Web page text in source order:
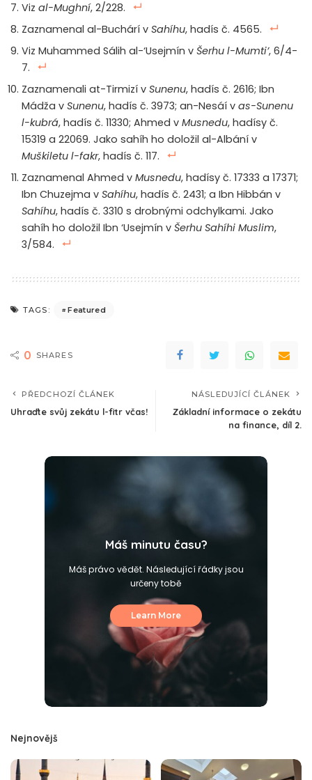
Viz al-Mughní, 2/228.
Zaznamenal al-Buchárí v Sahíhu, hadís č. 4565.
Viz Muhammed Sálih al-‘Usejmín v Šerhu l-Mumti’, 6/4-
7.
Zaznamenali at-Tirmizí v Sunenu, hadís č. 2616; Ibn
Mádža v Sunenu, hadís č. 3973; an-Nesáí v as-Sunenu
l-kubrá, hadís č. 11330; Ahmed v Musnedu, hadísy č.
15319 a 22069. Jako sahíh ho doložil al-Albání v
Muškiletu l-fakr, hadís č. 117.
Zaznamenal Ahmed v Musnedu, hadísy č. 17333 a 17371;
Ibn Chuzejma v Sahíhu, hadís č. 2431; a Ibn Hibbán v
Sahíhu, hadís č. 3310 s drobnými odchylkami. Jako
sahíh ho doložil Ibn ‘Usejmín v Šerhu Sahíhi Muslim,
3/584.
TAGS: Featured
0 SHARES
PŘEDCHOZÍ ČLÁNEK
Uhraďte svůj zekátu l-fitr včas!
NÁSLEDUJÍCÍ ČLÁNEK
Základní informace o zekátu
na finance, díl 2.
Máš minutu času?
Máš právo vědět. Následující řádky jsou
určeny tobě
Learn More
Nejnovějš